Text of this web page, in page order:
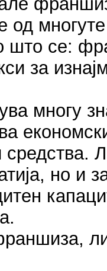
од
што се:
за
многу
средства.
но и